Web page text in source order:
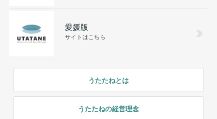
愛媛版
サイトはこちら
うたたねとは
うたたねの経営理念